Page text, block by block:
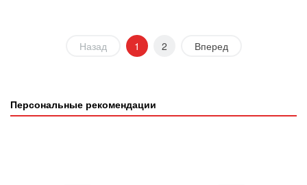
Назад 1 2 Вперед
Персональные рекомендации